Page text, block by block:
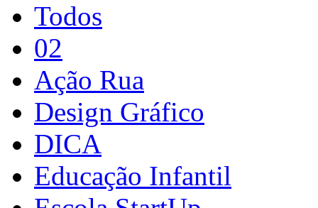
Todos
02
Ação Rua
Design Gráfico
DICA
Educação Infantil